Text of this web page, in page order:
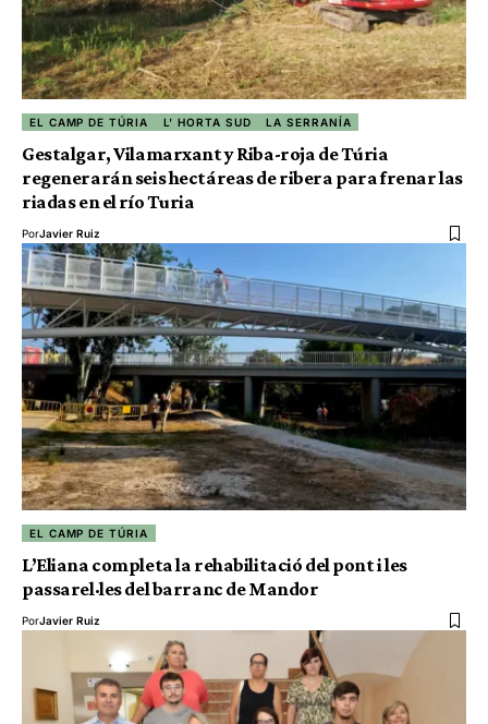
EL CAMP DE TÚRIA L' HORTA SUD LA SERRANÍA
Gestalgar, Vilamarxant y Riba-roja de Túria
regenerarán seis hectáreas de ribera para frenar las
riadas en el río Turia
PorJavier Ruiz
EL CAMP DE TÚRIA
L’Eliana completa la rehabilitació del pont i les
passarel·les del barranc de Mandor
PorJavier Ruiz